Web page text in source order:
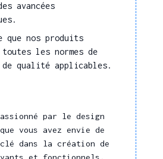
une étude
et de
technique et
un modèle,
produits ou
avancées
nos produits
toutes les normes de
qualité applicables.
par le design
vous avez envie de
dans la création de